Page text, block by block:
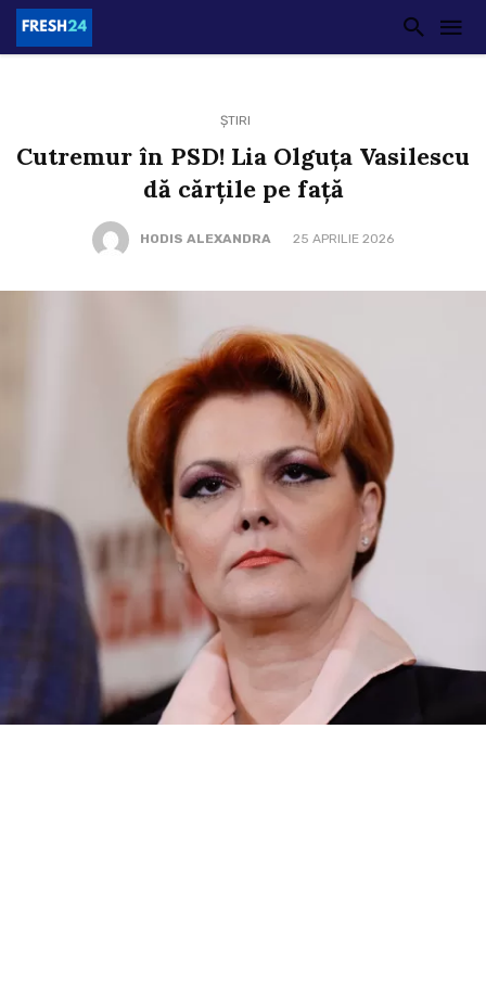
ȘTIRI
Cutremur în PSD! Lia Olguța Vasilescu
dă cărțile pe față
HODIS ALEXANDRA 25 APRILIE 2026